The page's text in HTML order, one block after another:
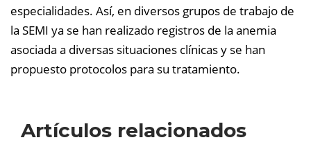
especialidades. Así, en diversos grupos de trabajo de
la SEMI ya se han realizado registros de la anemia
asociada a diversas situaciones clínicas y se han
propuesto protocolos para su tratamiento.
Artículos relacionados